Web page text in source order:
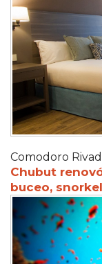
Comodoro
Chubut
buceo,